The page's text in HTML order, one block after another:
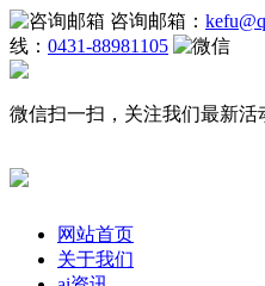
咨询邮箱：
线： 0431-88981105
微信扫一扫，关注我们最新活
网站首页
关于我们